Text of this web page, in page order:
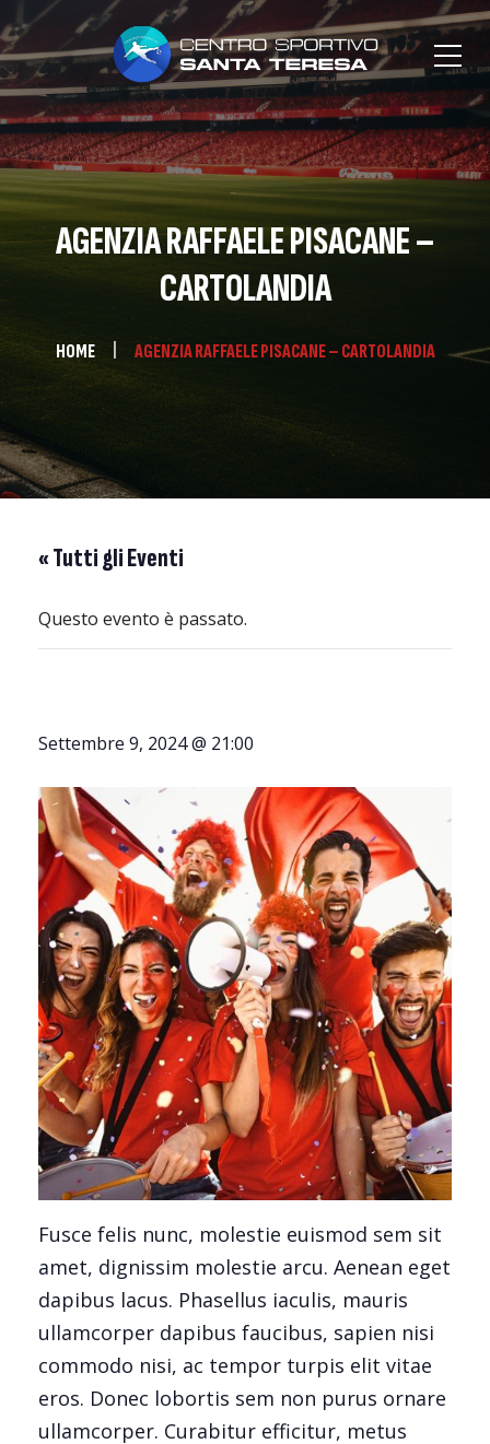
AGENZIA RAFFAELE PISACANE –
CARTOLANDIA
HOME AGENZIA RAFFAELE PISACANE – CARTOLANDIA
« Tutti gli Eventi
Questo evento è passato.
Settembre 9, 2024 @ 21:00
Fusce felis nunc, molestie euismod sem sit
amet, dignissim molestie arcu. Aenean eget
dapibus lacus. Phasellus iaculis, mauris
ullamcorper dapibus faucibus, sapien nisi
commodo nisi, ac tempor turpis elit vitae
eros. Donec lobortis sem non purus ornare
ullamcorper. Curabitur efficitur, metus